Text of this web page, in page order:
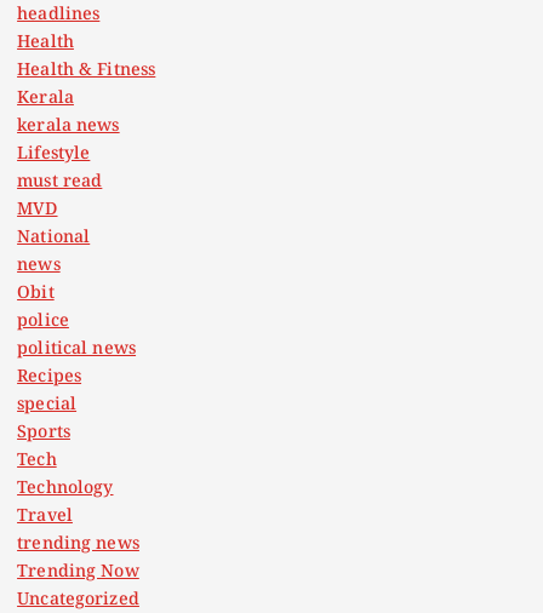
headlines
Health
Health & Fitness
Kerala
kerala news
Lifestyle
must read
MVD
National
news
Obit
police
political news
Recipes
special
Sports
Tech
Technology
Travel
trending news
Trending Now
Uncategorized